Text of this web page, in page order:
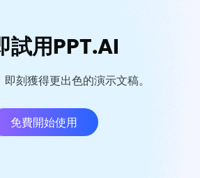
試用PPT.AI
刻獲得更出色的演示文稿。
免費開始使用